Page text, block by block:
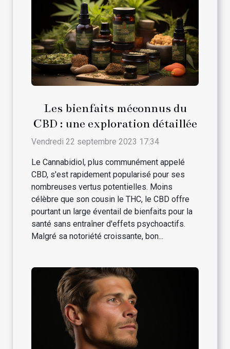
Les bienfaits méconnus du
CBD : une exploration détaillée
Vendredi 22 septembre 2023 17:34
Le Cannabidiol, plus communément appelé
CBD, s'est rapidement popularisé pour ses
nombreuses vertus potentielles. Moins
célèbre que son cousin le THC, le CBD offre
pourtant un large éventail de bienfaits pour la
santé sans entraîner d'effets psychoactifs.
Malgré sa notoriété croissante, bon...